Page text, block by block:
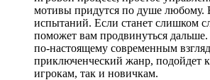
мотивы придутся по душе любому.
испытаний. Если станет слишком
поможет вам продвинуться
по-настоящему современным
приключенческий жанр, подойдет
игрокам, так и новичкам.